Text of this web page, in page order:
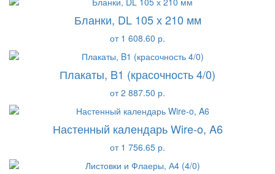
Бланки, DL 105 х 210 мм
от 1 608.60 р.
Плакаты, B1 (красочность 4/0)
от 2 887.50 р.
Настенный календарь Wire-o, A6
от 1 756.65 р.